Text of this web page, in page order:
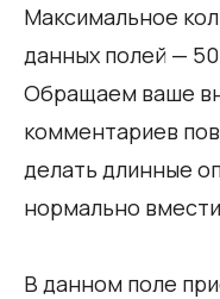
Максимальное
данных полей —
Обращаем ваше
комментариев
делать длинные
нормально
В данном поле